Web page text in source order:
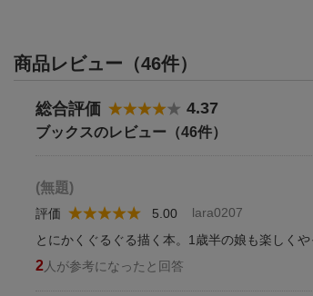
商品レビュー（46件）
総合評価 4.37
ブックスのレビュー（46件）
(無題)
lara0207
評価 5.00
とにかくぐるぐる描く本。1歳半の娘も楽しく
2 人が参考になったと回答